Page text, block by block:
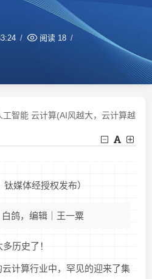
阅读 18
工智能 云计算(AI风越大，云计算越
钛媒体经授权发布）
鸽，编辑｜王一粟
历史了！
计算行业中，罕见的迎来了集